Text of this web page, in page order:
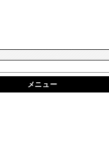
メニュー